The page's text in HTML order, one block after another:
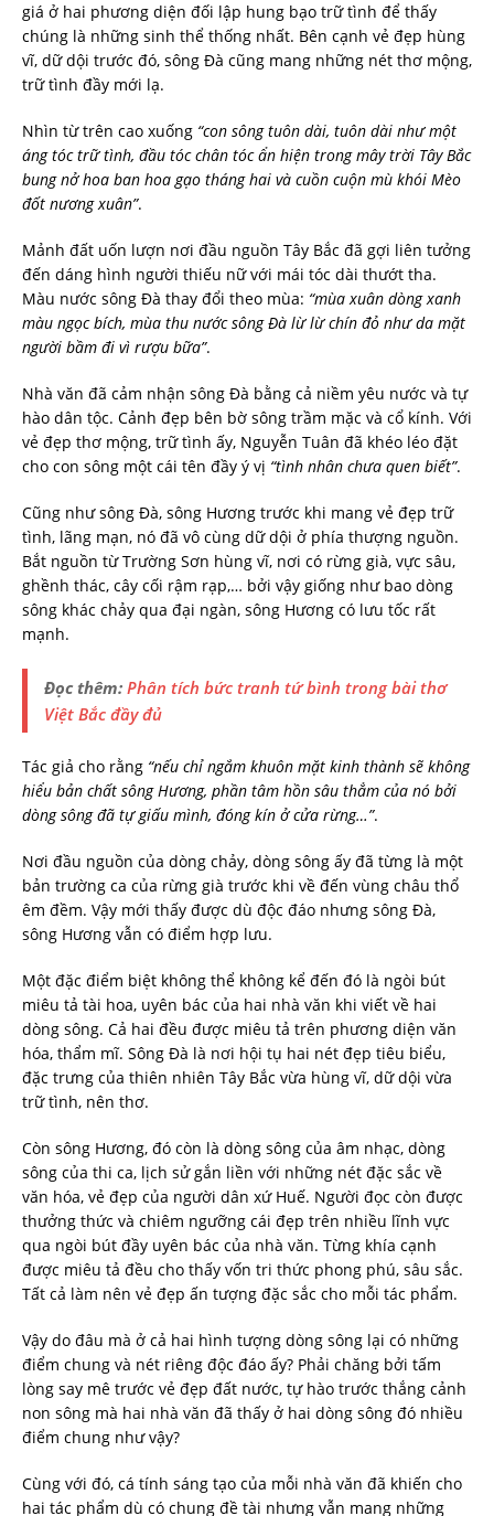
giá ở hai phương diện đối lập hung bạo trữ tình để thấy
chúng là những sinh thể thống nhất. Bên cạnh vẻ đẹp hùng
vĩ, dữ dội trước đó, sông Đà cũng mang những nét thơ mộng,
trữ tình đầy mới lạ.
Nhìn từ trên cao xuống “con sông tuôn dài, tuôn dài như một
áng tóc trữ tình, đầu tóc chân tóc ẩn hiện trong mây trời Tây Bắc
bung nở hoa ban hoa gạo tháng hai và cuồn cuộn mù khói Mèo
đốt nương xuân”.
Mảnh đất uốn lượn nơi đầu nguồn Tây Bắc đã gợi liên tưởng
đến dáng hình người thiếu nữ với mái tóc dài thướt tha.
Màu nước sông Đà thay đổi theo mùa: “mùa xuân dòng xanh
màu ngọc bích, mùa thu nước sông Đà lừ lừ chín đỏ như da mặt
người bầm đi vì rượu bữa”.
Nhà văn đã cảm nhận sông Đà bằng cả niềm yêu nước và tự
hào dân tộc. Cảnh đẹp bên bờ sông trầm mặc và cổ kính. Với
vẻ đẹp thơ mộng, trữ tình ấy, Nguyễn Tuân đã khéo léo đặt
cho con sông một cái tên đầy ý vị “tình nhân chưa quen biết”.
Cũng như sông Đà, sông Hương trước khi mang vẻ đẹp trữ
tình, lãng mạn, nó đã vô cùng dữ dội ở phía thượng nguồn.
Bắt nguồn từ Trường Sơn hùng vĩ, nơi có rừng già, vực sâu,
ghềnh thác, cây cối rậm rạp,… bởi vậy giống như bao dòng
sông khác chảy qua đại ngàn, sông Hương có lưu tốc rất
mạnh.
Đọc thêm: Phân tích bức tranh tứ bình trong bài thơ
Việt Bắc đầy đủ
Tác giả cho rằng “nếu chỉ ngắm khuôn mặt kinh thành sẽ không
hiểu bản chất sông Hương, phần tâm hồn sâu thẳm của nó bởi
dòng sông đã tự giấu mình, đóng kín ở cửa rừng…”.
Nơi đầu nguồn của dòng chảy, dòng sông ấy đã từng là một
bản trường ca của rừng già trước khi về đến vùng châu thổ
êm đềm. Vậy mới thấy được dù độc đáo nhưng sông Đà,
sông Hương vẫn có điểm hợp lưu.
Một đặc điểm biệt không thể không kể đến đó là ngòi bút
miêu tả tài hoa, uyên bác của hai nhà văn khi viết về hai
dòng sông. Cả hai đều được miêu tả trên phương diện văn
hóa, thẩm mĩ. Sông Đà là nơi hội tụ hai nét đẹp tiêu biểu,
đặc trưng của thiên nhiên Tây Bắc vừa hùng vĩ, dữ dội vừa
trữ tình, nên thơ.
Còn sông Hương, đó còn là dòng sông của âm nhạc, dòng
sông của thi ca, lịch sử gắn liền với những nét đặc sắc về
văn hóa, vẻ đẹp của người dân xứ Huế. Người đọc còn được
thưởng thức và chiêm ngưỡng cái đẹp trên nhiều lĩnh vực
qua ngòi bút đầy uyên bác của nhà văn. Từng khía cạnh
được miêu tả đều cho thấy vốn tri thức phong phú, sâu sắc.
Tất cả làm nên vẻ đẹp ấn tượng đặc sắc cho mỗi tác phẩm.
Vậy do đâu mà ở cả hai hình tượng dòng sông lại có những
điểm chung và nét riêng độc đáo ấy? Phải chăng bởi tấm
lòng say mê trước vẻ đẹp đất nước, tự hào trước thắng cảnh
non sông mà hai nhà văn đã thấy ở hai dòng sông đó nhiều
điểm chung như vậy?
Cùng với đó, cá tính sáng tạo của mỗi nhà văn đã khiến cho
hai tác phẩm dù có chung đề tài nhưng vẫn mang những